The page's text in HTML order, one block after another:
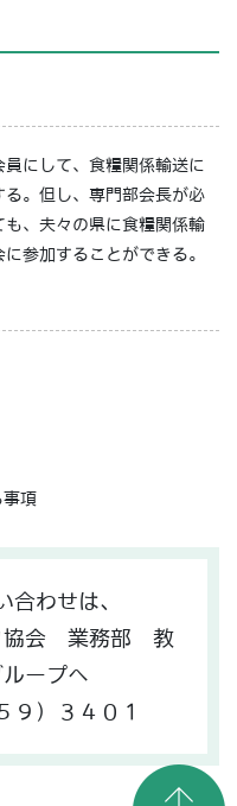
にして、食糧関係輸送に
。但し、専門部会長が必
、夫々の県に食糧関係輸
参加することができる。
項
合わせは、
協会 業務部 教
ープへ
９）３４０１